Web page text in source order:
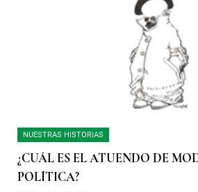
NUESTRAS HISTORIAS
¿CUÁL ES EL ATUENDO DE
POLÍTICA?